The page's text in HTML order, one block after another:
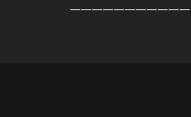
———————————